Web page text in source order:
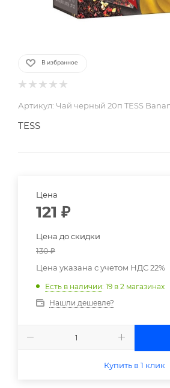
В избранное
Артикул: Чай черный 20п TESS
TESS
Цена
121 ₽
Цена до скидки
130₽
Цена указана с учетом НДС 22%
Есть в наличии: 19 в 2 магазинах
Нашли дешевле?
Купить в 1 клик